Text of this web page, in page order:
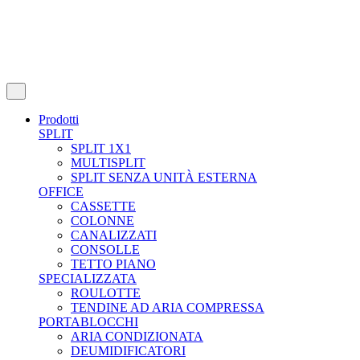
Prodotti
SPLIT
SPLIT 1X1
MULTISPLIT
SPLIT SENZA UNITÀ ESTERNA
OFFICE
CASSETTE
COLONNE
CANALIZZATI
CONSOLLE
TETTO PIANO
SPECIALIZZATA
ROULOTTE
TENDINE AD ARIA COMPRESSA
PORTABLOCCHI
ARIA CONDIZIONATA
DEUMIDIFICATORI